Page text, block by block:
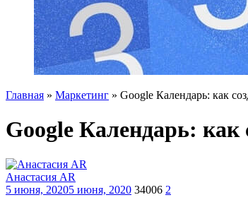
Главная » Маркетинг » Google Календарь: как
Google Календарь: как
Анастасия AR
5 июня, 20205 июня, 2020 34006 2